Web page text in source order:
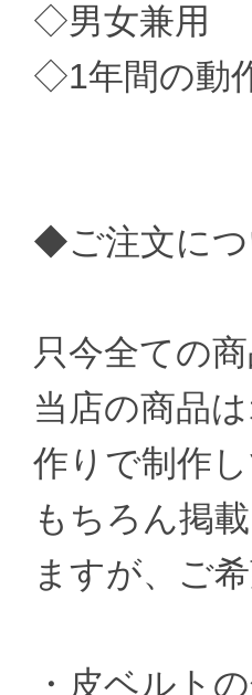
◇男女兼用
◇1年間の動
◆ご注文に
只今全ての
当店の商品
作りで制作し
もちろん掲
ますが、ご
・皮ベルト